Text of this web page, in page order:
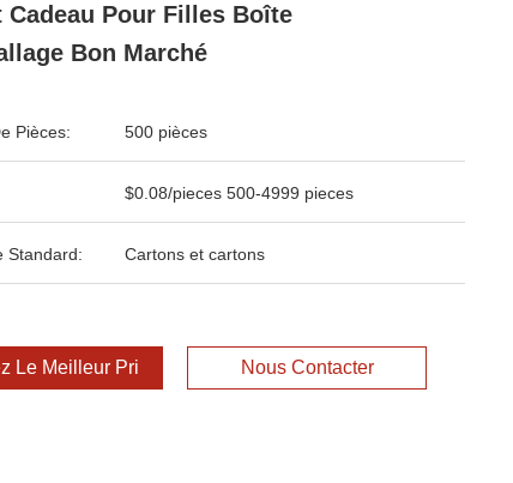
Cadeau Pour Filles Boîte
Bon Marché
Pièces: 500 pièces
$0.08/pieces 500-4999 pieces
Standard: Cartons et cartons
Le Meilleur Prix Nous Contacter